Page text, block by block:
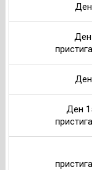
Ден